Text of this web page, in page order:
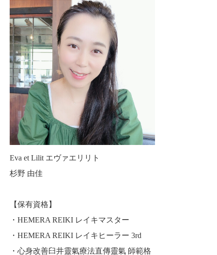
Eva et Lilit エヴァエリリト
杉野 由佳
【保有資格】
・HEMERA REIKI レイキマスター
・HEMERA REIKI レイキヒーラー 3rd
・心身改善臼井靈氣療法直傳靈氣 師範格
レイキヒーラー養成講座 LUQM講座 宇宙の法則×超量子力学